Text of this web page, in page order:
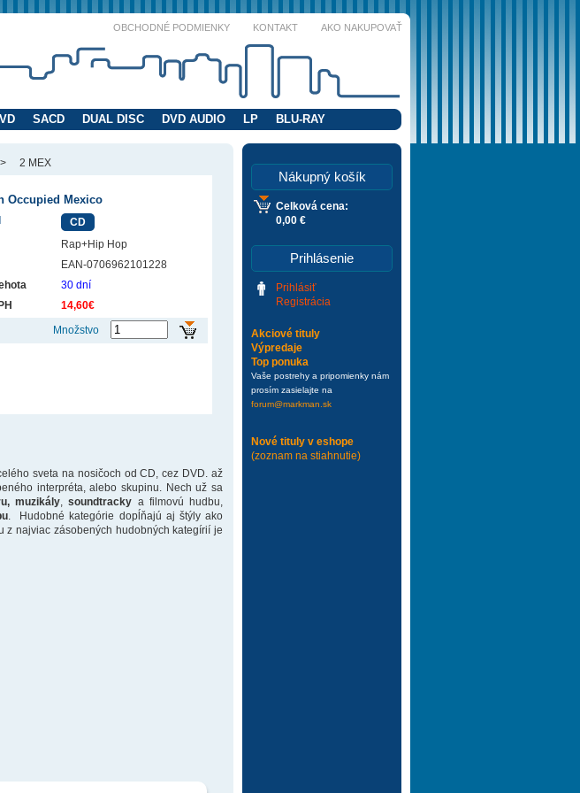
OBCHODNÉ PODMIENKY KONTAKT AKO NAKUPOVAŤ
SACD DUAL DISC DVD AUDIO LP BLU-RAY
2 MEX
Occupied Mexico
CD
Rap+Hip Hop
EAN-0706962101228
30 dní
14,60€
Množstvo
sveta na nosičoch od CD, cez DVD. až
interpréta, alebo skupinu. Nech už sa
muzikály ,soundtracky a filmovú hudbu,
. Hudobné kategórie dopĺňajú aj štýly ako
z najviac zásobených hudobných kategírií je
Nákupný košík
Celková cena:
0,00 €
Prihlásenie
Prihlásiť
Registrácia
Akciové tituly
Výpredaje
Top ponuka
Vaše postrehy a pripomienky nám
prosím zasielajte na
forum@markman.sk
Nové tituly v eshope
(zoznam na stiahnutie)